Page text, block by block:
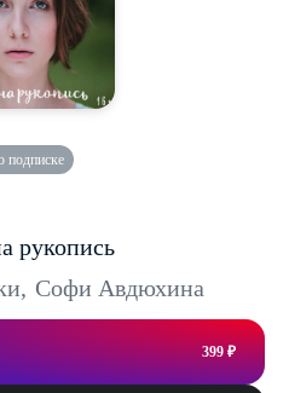
подписке
рукопись
, Софи Авдюхина
399 ₽